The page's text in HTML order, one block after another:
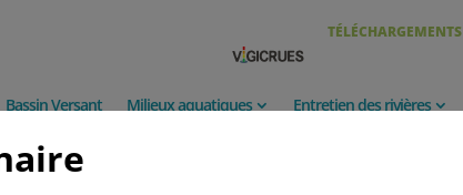
TÉLÉCHARGEMENTS
Bassin Versant Milieux aquatiques Entretien des rivières